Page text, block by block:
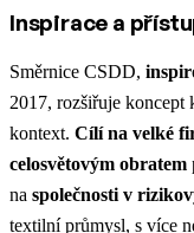
Inspirace a
Směrnice CSDD,
2017, rozšiřuje koncept
kontext. Cílí na velké
celosvětovým obratem
na společnosti v
textilní průmysl, s více